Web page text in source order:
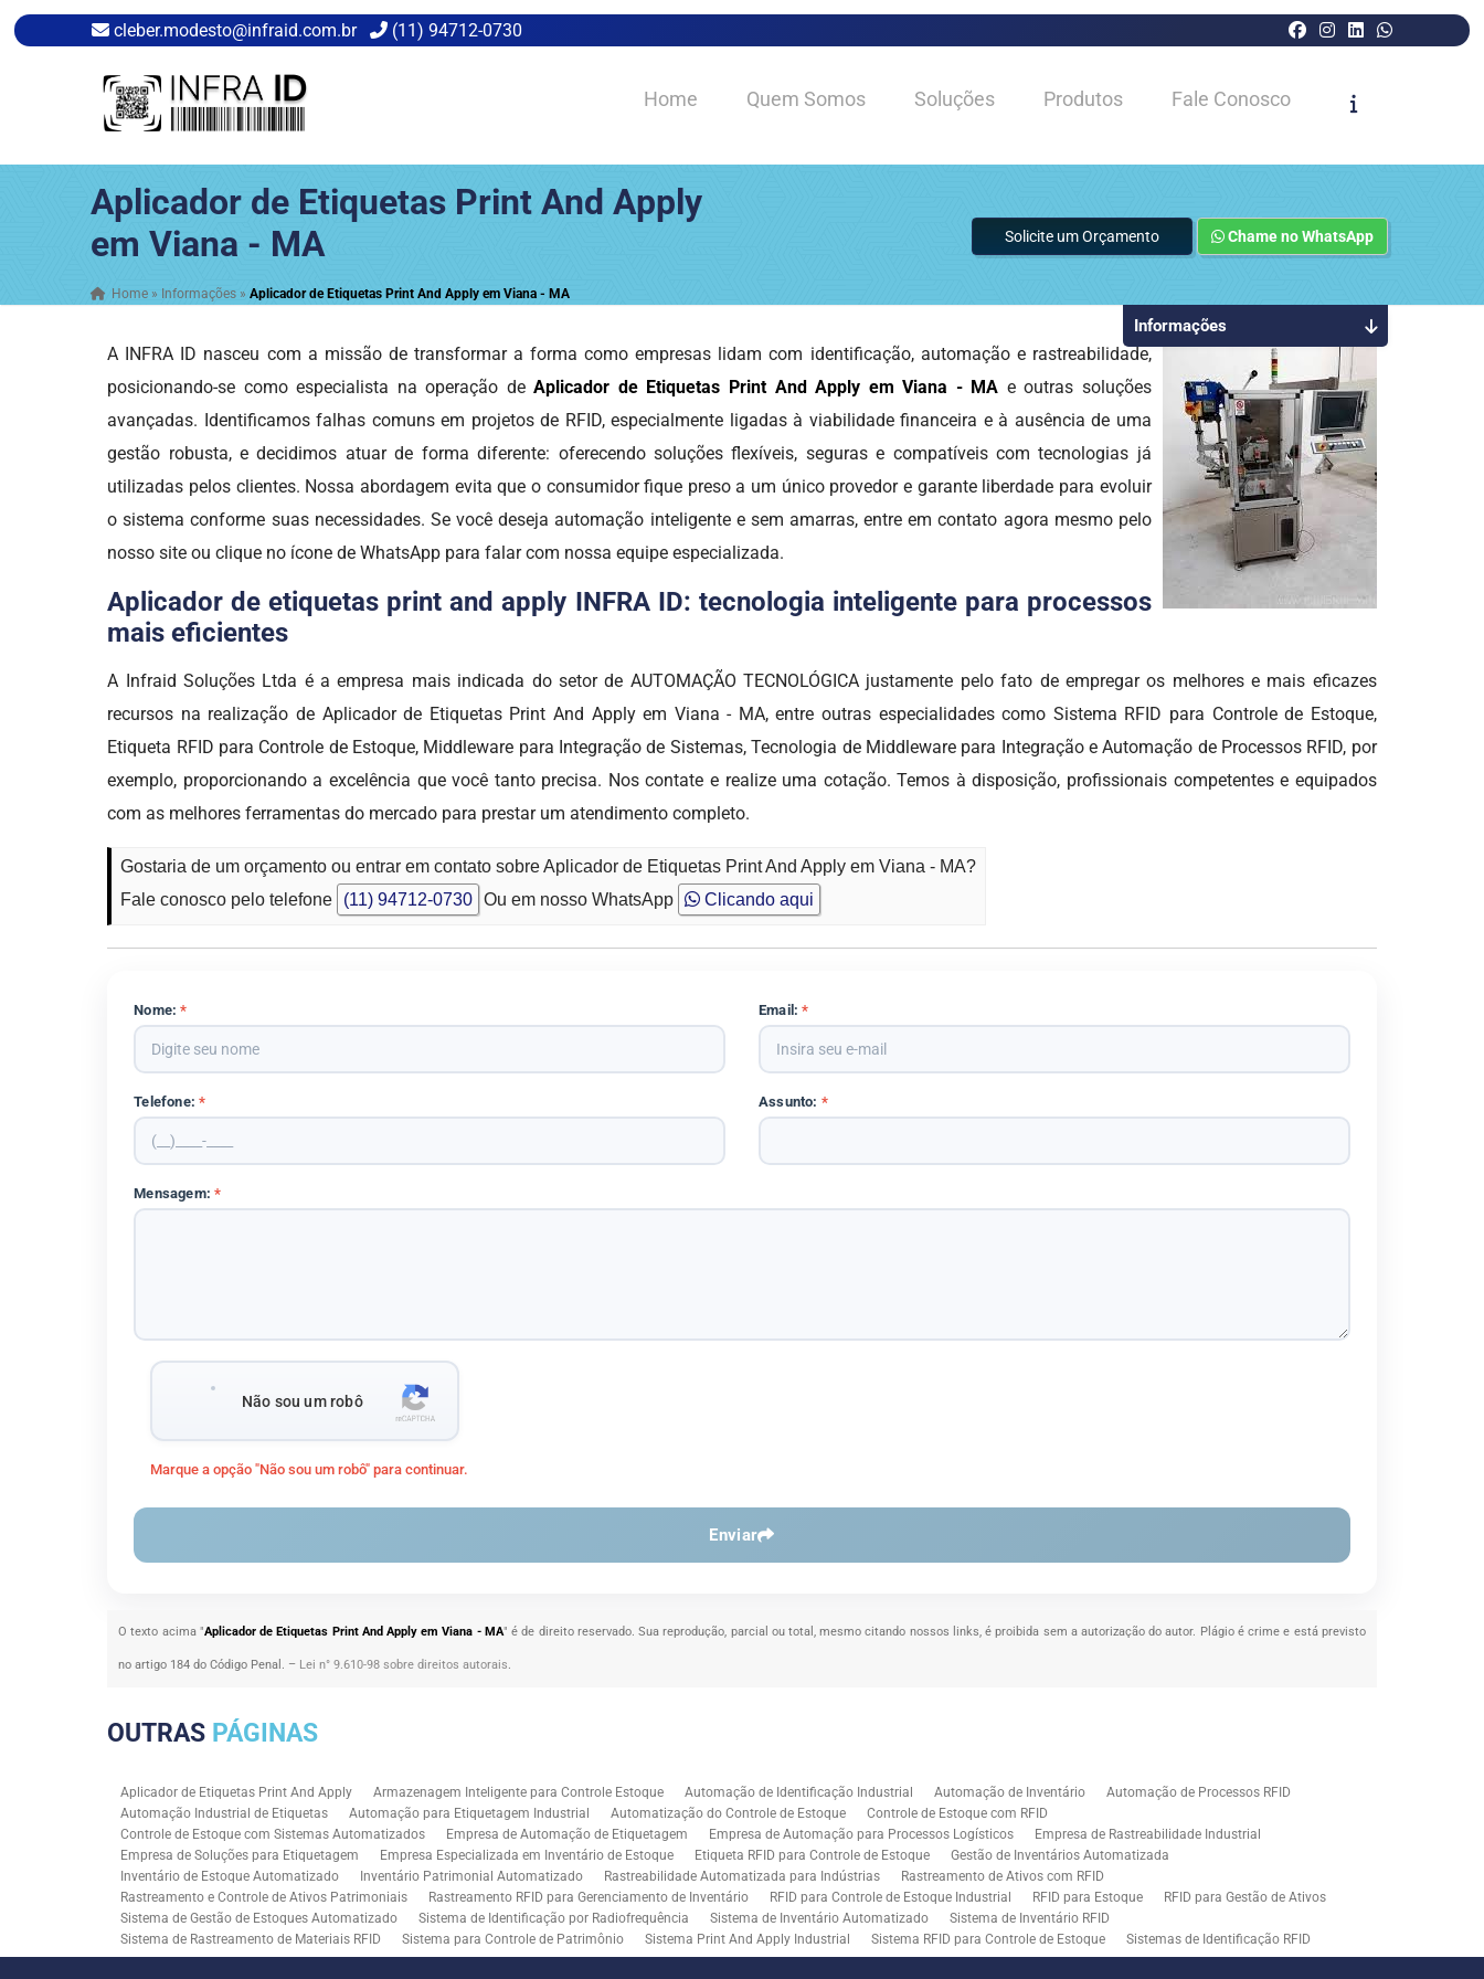
cleber.modesto@infraid.com.br (11) 94712-0730
Home Quem Somos Soluções Produtos Fale Conosco
Aplicador de Etiquetas Print And Apply
em Viana - MA
Home » Informações »Aplicador de Etiquetas Print And Apply em Viana - MA
Solicite um Orçamento Chame no WhatsApp
A INFRA ID nasceu com a missão de transformar a forma como empresas lidam com identificação, automação e rastreabilidade,
posicionando-se como especialista na operação deAplicador de Etiquetas Print And Apply em Viana - MA e outras soluções
avançadas. Identificamos falhas comuns em projetos de RFID, especialmente ligadas à viabilidade financeira e à ausência de uma
gestão robusta, e decidimos atuar de forma diferente: oferecendo soluções flexíveis, seguras e compatíveis com tecnologias já
utilizadas pelos clientes. Nossa abordagem evita que o consumidor fique preso a um único provedor e garante liberdade para evoluir
o sistema conforme suas necessidades. Se você deseja automação inteligente e sem amarras, entre em contato agora mesmo pelo
nosso site ou clique no ícone de WhatsApp para falar com nossa equipe especializada.
Aplicador de etiquetas print and apply INFRA ID: tecnologia inteligente para processos
mais eficientes
A Infraid Soluções Ltda é a empresa mais indicada do setor de AUTOMAÇÃO TECNOLÓGICA justamente pelo fato de empregar os melhores e mais eficazes
recursos na realização de Aplicador de Etiquetas Print And Apply em Viana - MA, entre outras especialidades como Sistema RFID para Controle de Estoque,
Etiqueta RFID para Controle de Estoque, Middleware para Integração de Sistemas, Tecnologia de Middleware para Integração e Automação de Processos RFID, por
exemplo, proporcionando a excelência que você tanto precisa. Nos contate e realize uma cotação. Temos à disposição, profissionais competentes e equipados
com as melhores ferramentas do mercado para prestar um atendimento completo.
Gostaria de um orçamento ou entrar em contato sobre Aplicador de Etiquetas Print And Apply em Viana - MA?
Fale conosco pelo telefone
(11) 94712-0730 Ou em nosso WhatsApp Clicando aqui
Nome:* Email:*
Telefone:* Assunto: *
Mensagem:*
Não sou um robô
Marque a opção "Não sou um robô" para continuar.
Enviar
O texto acima "Aplicador de Etiquetas Print And Apply em Viana - MA" é de direito reservado. Sua reprodução, parcial ou total, mesmo citando nossos links, é proibida sem a autorização do autor. Plágio é crime e está previsto
no artigo 184 do Código Penal. – Lei n° 9.610-98 sobre direitos autorais.
Informações
OUTRAS PÁGINAS
Aplicador de Etiquetas Print And Apply Armazenagem Inteligente para Controle Estoque Automação de Identificação Industrial Automação de Inventário
Automação de Processos RFID
Automação Industrial de Etiquetas
Automação para Etiquetagem Industrial Automatização do Controle de Estoque
Controle de Estoque com RFID
Controle de Estoque com Sistemas Automatizados
Empresa de Automação de Etiquetagem Empresa de Automação para Processos Logísticos
Empresa de Rastreabilidade Industrial
Empresa de Soluções para Etiquetagem
Empresa Especializada em Inventário de Estoque Etiqueta RFID para Controle de Estoque
Gestão de Inventários Automatizada
Inventário de Estoque Automatizado
Inventário Patrimonial Automatizado Rastreabilidade Automatizada para Indústrias
Rastreamento de Ativos com RFID
Rastreamento e Controle de Ativos Patrimoniais
Rastreamento RFID para Gerenciamento de Inventário RFID para Controle de Estoque Industrial RFID para Estoque
RFID para Gestão de Ativos
Sistema de Gestão de Estoques Automatizado
Sistema de Identificação por Radiofrequência Sistema de Inventário Automatizado
Sistema de Inventário RFID
Sistema de Rastreamento de Materiais RFID
Sistema para Controle de Patrimônio Sistema Print And Apply Industrial Sistema RFID para Controle de Estoque
Sistemas de Identificação RFID
Solução RFID para Controle Patrimonial Industrial
Solução RFID para Indústria Soluções de Impressão e Aplicação de Etiquetas
Soluções em Rastreamento RFID